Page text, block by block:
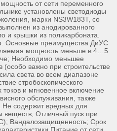
от сети переменного
установлены светодиоды
марки NS3W183T, со
из анодированного
и крышки из поликарбоната.
Основные преимущества ДиУС
мощность меньше в 4…5
Необходимо меньшее
важно при строительстве
света во всем диапазоне
стробоскопического
и мгновенное включение
обслуживания, также
содержит вредных для
Отличный пуск при
Вандалозащищенность; Срок